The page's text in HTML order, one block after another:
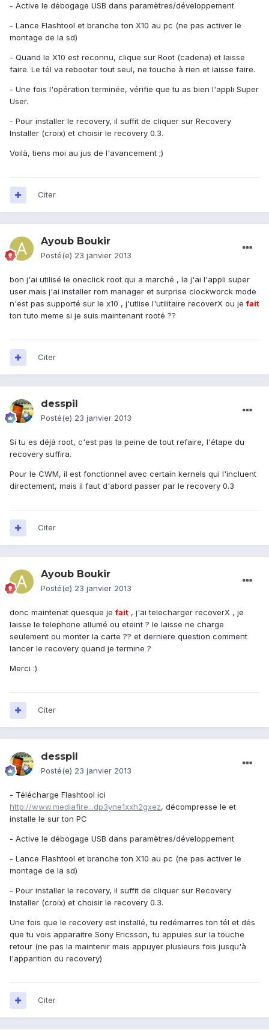
- Active le débogage USB dans paramètres/développement
- Lance Flashtool et branche ton X10 au pc (ne pas activer le
montage de la sd)
- Quand le X10 est reconnu, clique sur Root (cadena) et laisse
faire. Le tél va rebooter tout seul, ne touche à rien et laisse faire.
- Une fois l'opération terminée, vérifie que tu as bien l'appli Super
User.
- Pour installer le recovery, il suffit de cliquer sur Recovery
Installer (croix) et choisir le recovery 0.3.
Voilà, tiens moi au jus de l'avancement ;)
Citer
Ayoub Boukir
Posté(e) 23 janvier 2013
bon j'ai utilisé le oneclick root qui a marché , la j'ai l'appli super
user mais j'ai installer rom manager et surprise clockworck mode
n'est pas supporté sur le x10 , j'utlise l'utilitaire recoverX ou jefait
ton tuto meme si je suis maintenant rooté ??
Citer
desspil
Posté(e) 23 janvier 2013
Si tu es déjà root, c'est pas la peine de tout refaire, l'étape du
recovery suffira.
Pour le CWM, il est fonctionnel avec certain kernels qui l'incluent
directement, mais il faut d'abord passer par le recovery 0.3
Citer
Ayoub Boukir
Posté(e) 23 janvier 2013
donc maintenat quesque jefait , j'ai telecharger recoverX , je
laisse le telephone allumé ou eteint ? le laisse ne charge
seulement ou monter la carte ?? et derniere question comment
lancer le recovery quand je termine ?
Merci :)
Citer
desspil
Posté(e) 23 janvier 2013
- Télécharge Flashtool ici
http://www.mediafire...dp3yne1xxh2gxez, décompresse le et
installe le sur ton PC
- Active le débogage USB dans paramètres/développement
- Lance Flashtool et branche ton X10 au pc (ne pas activer le
montage de la sd)
- Pour installer le recovery, il suffit de cliquer sur Recovery
Installer (croix) et choisir le recovery 0.3.
Une fois que le recovery est installé, tu redémarres ton tél et dés
que tu vois apparaitre Sony Ericsson, tu appuies sur la touche
retour (ne pas la maintenir mais appuyer plusieurs fois jusqu'à
l'apparition du recovery)
Citer